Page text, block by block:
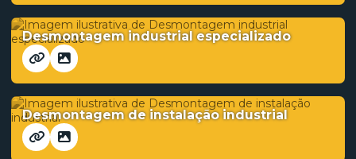
Desmontagem industrial especializado
Desmontagem de instalação industrial